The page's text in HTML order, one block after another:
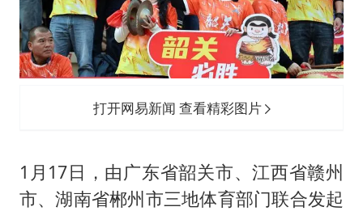
打开网易新闻 查看精彩图片
1月17日，由广东省韶关市、江西省赣州
市、湖南省郴州市三地体育部门联合发起